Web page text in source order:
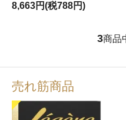
8,663円(税788円)
3商品
売れ筋商品